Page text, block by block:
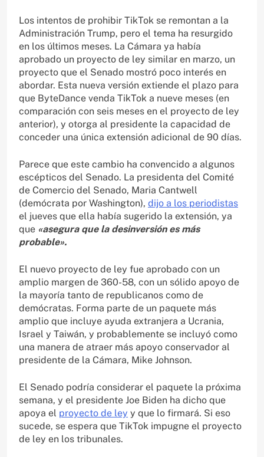
Los intentos de prohibir TikTok se remontan a la
Administración Trump, pero el tema ha resurgido
en los últimos meses. La Cámara ya había
aprobado un proyecto de ley similar en marzo, un
proyecto que el Senado mostró poco interés en
abordar. Esta nueva versión extiende el plazo para
que ByteDance venda TikTok a nueve meses (en
comparación con seis meses en el proyecto de ley
anterior), y otorga al presidente la capacidad de
conceder una única extensión adicional de 90 días.
Parece que este cambio ha convencido a algunos
escépticos del Senado. La presidenta del Comité
de Comercio del Senado, Maria Cantwell
(demócrata por Washington), dijo a los periodistas
el jueves que ella había sugerido la extensión, ya
que «asegura que la desinversión es más
probable».
El nuevo proyecto de ley fue aprobado con un
amplio margen de 360-58, con un sólido apoyo de
la mayoría tanto de republicanos como de
demócratas. Forma parte de un paquete más
amplio que incluye ayuda extranjera a Ucrania,
Israel y Taiwán, y probablemente se incluyó como
una manera de atraer más apoyo conservador al
presidente de la Cámara, Mike Johnson.
El Senado podría considerar el paquete la próxima
semana, y el presidente Joe Biden ha dicho que
apoya el proyecto de ley y que lo firmará. Si eso
sucede, se espera que TikTok impugne el proyecto
de ley en los tribunales.